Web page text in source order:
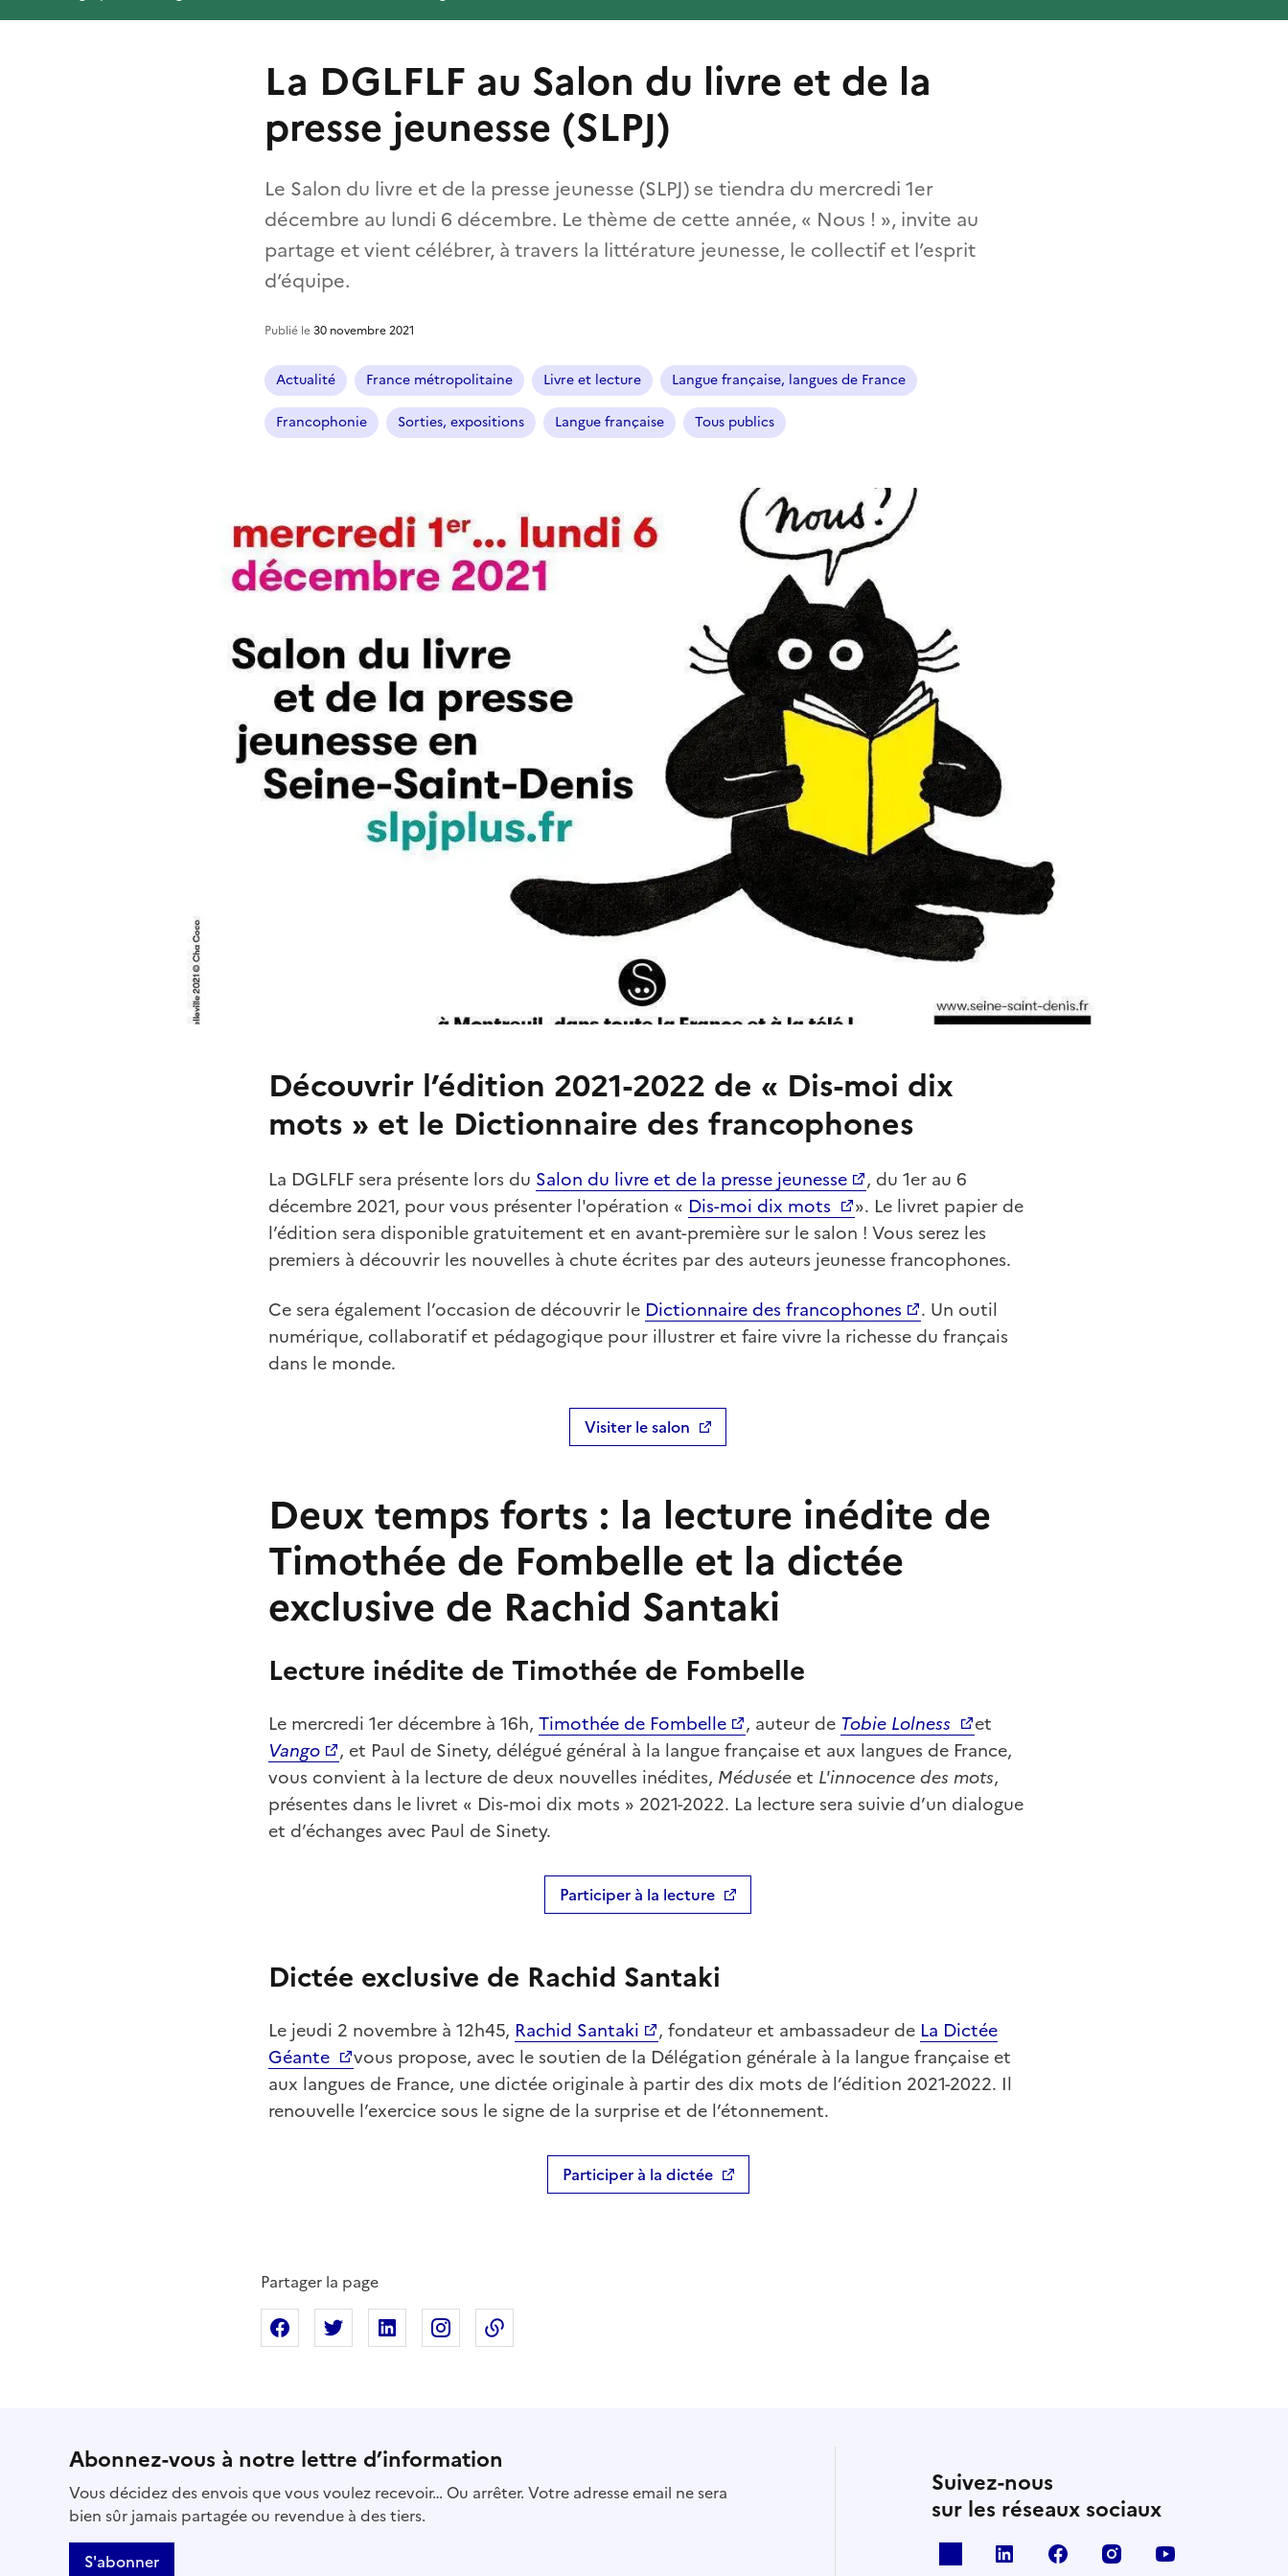
La DGLFLF au Salon du livre et de la
presse jeunesse (SLPJ)
Le Salon du livre et de la presse jeunesse (SLPJ) se tiendra du mercredi 1er
décembre au lundi 6 décembre. Le thème de cette année, « Nous ! », invite au
partage et vient célébrer, à travers la littérature jeunesse, le collectif et l’esprit
d’équipe.
Publié le30 novembre 2021
Actualité France métropolitaine Livre et lecture Langue française, langues de France
Francophonie Sorties, expositions Langue française Tous publics
Découvrir l’édition 2021-2022 de « Dis-moi dix
mots » et le Dictionnaire des francophones
La DGLFLF sera présente lors du Salon du livre et de la presse jeunesse
, du 1er au 6
décembre 2021, pour vous présenter l'opération « Dis-moi dix mots
». Le livret papier de
l’édition sera disponible gratuitement et en avant-première sur le salon ! Vous serez les
premiers à découvrir les nouvelles à chute écrites par des auteurs jeunesse francophones.
Ce sera également l’occasion de découvrir le Dictionnaire des francophones
. Un outil
numérique, collaboratif et pédagogique pour illustrer et faire vivre la richesse du français
dans le monde.
Visiter le salon
Deux temps forts : la lecture inédite de
Timothée de Fombelle et la dictée
exclusive de Rachid Santaki
Lecture inédite de Timothée de Fombelle
Le mercredi 1er décembre à 16h, Timothée de Fombelle , auteur de Tobie Lolness
et
Vango
, et Paul de Sinety, délégué général à la langue française et aux langues de France,
vous convient à la lecture de deux nouvelles inédites, Médusée et L'innocence des mots,
présentes dans le livret « Dis-moi dix mots » 2021-2022. La lecture sera suivie d’un dialogue
et d’échanges avec Paul de Sinety.
Participer à la lecture
Dictée exclusive de Rachid Santaki
Le jeudi 2 novembre à 12h45, Rachid Santaki , fondateur et ambassadeur de La Dictée
Géante
vous propose, avec le soutien de la Délégation générale à la langue française et
aux langues de France, une dictée originale à partir des dix mots de l’édition 2021-2022. Il
renouvelle l’exercice sous le signe de la surprise et de l’étonnement.
Participer à la dictée
Partager la page
Partager sur Facebook
Partager sur XPartager sur Linkedin
Partager sur Instagram
Abonnez-vous à notre lettre d’information
Vous décidez des envois que vous voulez recevoir… Ou arrêter. Votre adresse email ne sera
bien sûr jamais partagée ou revendue à des tiers.
S'abonner
Suivez-nous
sur les réseaux sociaux
linkedin facebook instagram